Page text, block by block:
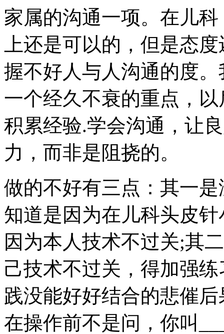
家属的沟通一项。在儿
上还是可以的，但是态
握不好人与人沟通的度
一个经久不衰的重点，
积累经验.学会沟通，让
力，而非是阻挠的。
做的不好有三点：其一
知道是因为在儿科头皮
因为本人技术不过关;其
己技术不过关，得加强
践没能好好结合的悲催
在操作前不是问，你叫